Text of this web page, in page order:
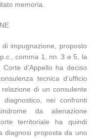
memoria.
impugnazione, proposto
comma 1, nn. 3 e 5, la
d’Appello ha deciso
tecnica d’ufficio
di un consulente
diagnostico, nei confronti
da alienazione
territoriale ha quindi
diagnosi proposta da uno